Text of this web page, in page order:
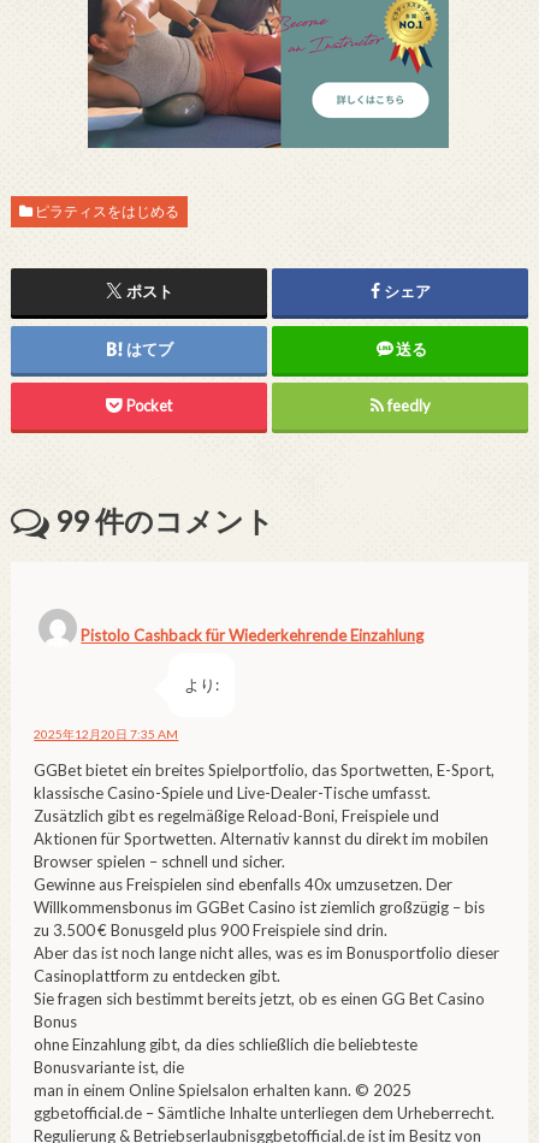
ピラティスをはじめる
ポスト シェア
はてブ 送る
Pocket feedly
99件のコメント
Pistolo Cashback für Wiederkehrende Einzahlung
より:
2025年12月20日 7:35 AM
GGBet bietet ein breites Spielportfolio, das Sportwetten, E-Sport,
klassische Casino-Spiele und Live-Dealer-Tische umfasst.
Zusätzlich gibt es regelmäßige Reload-Boni, Freispiele und
Aktionen für Sportwetten. Alternativ kannst du direkt im mobilen
Browser spielen – schnell und sicher.
Gewinne aus Freispielen sind ebenfalls 40x umzusetzen. Der
Willkommensbonus im GGBet Casino ist ziemlich großzügig – bis
zu 3.500 € Bonusgeld plus 900 Freispiele sind drin.
Aber das ist noch lange nicht alles, was es im Bonusportfolio dieser
Casinoplattform zu entdecken gibt.
Sie fragen sich bestimmt bereits jetzt, ob es einen GG Bet Casino
Bonus
ohne Einzahlung gibt, da dies schließlich die beliebteste
Bonusvariante ist, die
man in einem Online Spielsalon erhalten kann. © 2025
ggbetofficial.de – Sämtliche Inhalte unterliegen dem Urheberrecht.
Regulierung & Betriebserlaubnisggbetofficial.de ist im Besitz von